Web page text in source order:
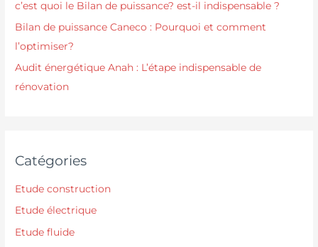
c’est quoi le Bilan de puissance? est-il indispensable ?
Bilan de puissance Caneco : Pourquoi et comment
l’optimiser?
Audit énergétique Anah : L’étape indispensable de
rénovation
Catégories
Etude construction
Etude électrique
Etude fluide